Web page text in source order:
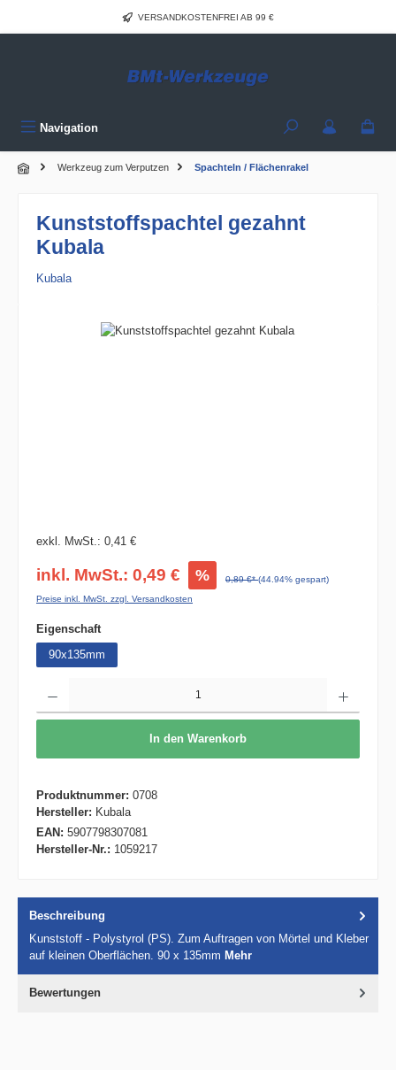
Zum Hauptinhalt springenVERSANDKOSTENFREI AB 99 €
Navigation
Werkzeug zum Verputzen Spachteln / Flächenrakel
Kunststoffspachtel gezahnt
Kubala
Kubala
Bildergalerie überspringen
exkl. MwSt.: 0,41 €
inkl. MwSt.: 0,49 € % 0,89 €*(44.94% gespart)
Preise inkl. MwSt. zzgl. Versandkosten
Eigenschaftauswählen
90x135mm
In den Warenkorb
Produktnummer: 0708
Hersteller: Kubala
EAN: 5907798307081
Hersteller-Nr.: 1059217
Beschreibung
Kunststoff - Polystyrol (PS). Zum Auftragen von Mörtel und Kleber
auf kleinen Oberflächen. 90 x 135mm Mehr
Bewertungen